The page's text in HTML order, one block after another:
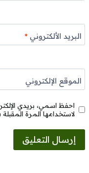
البريد الألكتروني*
الموقع الإلكتروني
احفظ اسمي، بريدي
لاستخدامها المرة